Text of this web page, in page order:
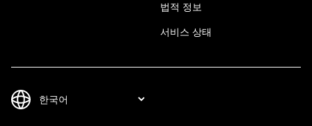
법적 정보
서비스 상태